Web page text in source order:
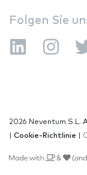
Folgen Sie
2026 Neventum S.L.
Cookie-Richtlinie